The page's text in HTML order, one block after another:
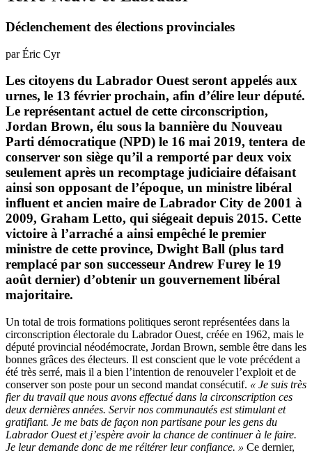
Déclenchement des élections provinciales
par Éric Cyr
Les citoyens du Labrador Ouest seront appelés aux
urnes, le 13 février prochain, afin d’élire leur député.
Le représentant actuel de cette circonscription,
Jordan Brown, élu sous la bannière du Nouveau
Parti démocratique (NPD) le 16 mai 2019, tentera de
conserver son siège qu’il a remporté par deux voix
seulement après un recomptage judiciaire défaisant
ainsi son opposant de l’époque, un ministre libéral
influent et ancien maire de Labrador City de 2001 à
2009, Graham Letto, qui siégeait depuis 2015. Cette
victoire à l’arraché a ainsi empêché le premier
ministre de cette province, Dwight Ball (plus tard
remplacé par son successeur Andrew Furey le 19
août dernier) d’obtenir un gouvernement libéral
majoritaire.
Un total de trois formations politiques seront représentées dans la
circonscription électorale du Labrador Ouest, créée en 1962, mais le
député provincial néodémocrate, Jordan Brown, semble être dans les
bonnes grâces des électeurs. Il est conscient que le vote précédent a
été très serré, mais il a bien l’intention de renouveler l’exploit et de
conserver son poste pour un second mandat consécutif. « Je suis très
fier du travail que nous avons effectué dans la circonscription ces
deux dernières années. Servir nos communautés est stimulant et
gratifiant. Je me bats de façon non partisane pour les gens du
Labrador Ouest et j’espère avoir la chance de continuer à le faire.
Je leur demande donc de me réitérer leur confiance. » Ce dernier,